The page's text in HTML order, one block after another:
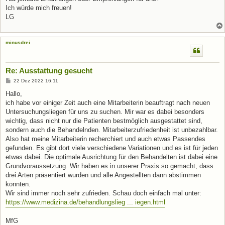
Ich würde mich freuen!
LG
minusdrei
Re: Ausstattung gesucht
B
i
r
a
22 Dez 2022 16:11
Hallo,
ich habe vor einiger Zeit auch eine Mitarbeiterin beauftragt nach neuen
Untersuchungsliegen für uns zu suchen. Mir war es dabei besonders
wichtig, dass nicht nur die Patienten bestmöglich ausgestattet sind,
sondern auch die Behandelnden. Mitarbeiterzufriedenheit ist unbezahlbar.
Also hat meine Mitarbeiterin recherchiert und auch etwas Passendes
gefunden. Es gibt dort viele verschiedene Variationen und es ist für jeden
etwas dabei. Die optimale Ausrichtung für den Behandelten ist dabei eine
Grundvoraussetzung. Wir haben es in unserer Praxis so gemacht, dass
drei Arten präsentiert wurden und alle Angestellten dann abstimmen
konnten.
Wir sind immer noch sehr zufrieden. Schau doch einfach mal unter:
https://www.medizina.de/behandlungslieg ... iegen.html
MfG